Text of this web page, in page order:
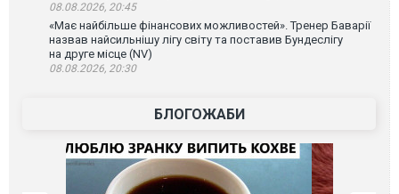
08.08.2026, 20:45
«Має найбільше фінансових можливостей». Тренер Баварії
назвав найсильнішу лігу світу та поставив Бундеслігу
на друге місце (NV)
08.08.2026, 20:30
БЛОГОЖАБИ